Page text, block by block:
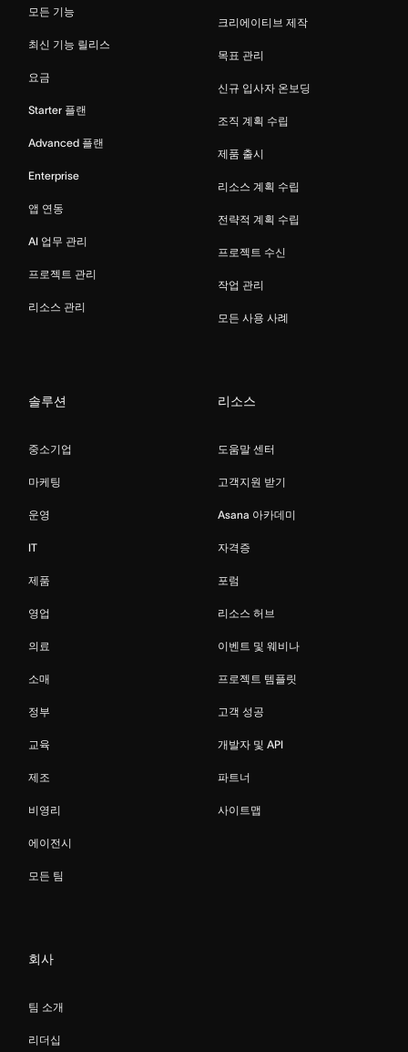
모든 기능
최신 기능 릴리스
요금
Starter 플랜
Advanced 플랜
Enterprise
앱 연동
AI 업무 관리
프로젝트 관리
리소스 관리
크리에이티브 제작
목표 관리
신규 입사자 온보딩
조직 계획 수립
제품 출시
리소스 계획 수립
전략적 계획 수립
프로젝트 수신
작업 관리
모든 사용 사례
솔루션
중소기업
마케팅
운영
IT
제품
영업
의료
소매
정부
교육
제조
비영리
에이전시
모든 팀
리소스
도움말 센터
고객지원 받기
Asana 아카데미
자격증
포럼
리소스 허브
이벤트 및 웨비나
프로젝트 템플릿
고객 성공
개발자 및 API
파트너
사이트맵
회사
팀 소개
리더십